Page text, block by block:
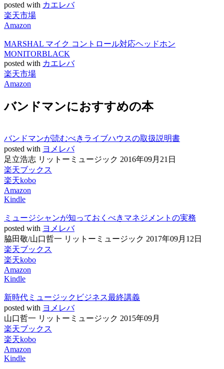
posted with カエレバ
楽天市場
Amazon
MARSHAL マイク コントロール対応ヘッドホン
MONITORBLACK
posted with カエレバ
楽天市場
Amazon
バンドマンにおすすめの本
バンドマンが読むべきライブハウスの取扱説明書
posted with ヨメレバ
足立浩志 リットーミュージック 2016年09月21日
楽天ブックス
楽天kobo
Amazon
Kindle
ミュージシャンが知っておくべきマネジメントの実務
posted with ヨメレバ
脇田敬/山口哲一 リットーミュージック 2017年09月12日
楽天ブックス
楽天kobo
Amazon
Kindle
新時代ミュージックビジネス最終講義
posted with ヨメレバ
山口哲一 リットーミュージック 2015年09月
楽天ブックス
楽天kobo
Amazon
Kindle